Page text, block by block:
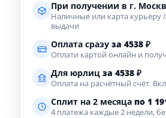
При получении в г.
Наличные или карта курьеру
выдачи
Оплата сразу за 4538 ₽
Оплати картой онлайн и
Для юрлиц за 4538 ₽
Оплата на расчётный счёт.
Сплит на 2 месяца по 1
4 платежа каждые 2 недели,